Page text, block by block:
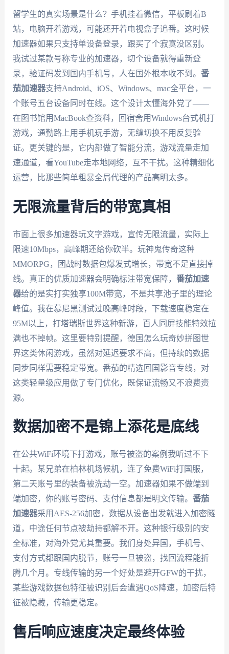
留学生的真实场景是什么？手机挂着微信，平板刷着B
站，电脑开着游戏，可能还开着电视盒子追番。这时候
加速器如果只支持单设备登录，跟买了个寂寞没区别。
我试过某款号称专业的加速器，切个设备就得重新登
录，验证码发到国内手机号，人在国外根本收不到。 番
茄加速器支持Android、iOS、Windows、mac全平台，一
个账号五台设备同时在线。这个设计太懂海外党了——
在图书馆用MacBook查资料，回宿舍用Windows台式机打
游戏，通勤路上用手机玩手游，无缝切换不用反复验
证。更关键的是，它内部做了智能分流，游戏流量走加
速通道，看YouTube走本地网络，互不干扰。这种精细化
运营，比那些简单粗暴全局代理的产品高明太多。
无限流量背后的带宽真相
市面上很多加速器玩文字游戏，宣传无限流量，实际上
限速10Mbps，高峰期还给你砍半。玩神鬼传奇这种
MMORPG，团战时数据包爆发式增长，带宽不足直接掉
线。真正的优质加速器会明确标注带宽保障， 番茄加速
器给的是实打实独享100M带宽，不是共享池子里的理论
峰值。我在慕尼黑测试过晚高峰时段，下载速度稳定在
95M以上，打塔瑞斯世界这种新游，百人同屏技能特效拉
满也不掉帧。这里要特别提醒，德国怎么玩奇妙拼图世
界这类休闲游戏，虽然对延迟要求不高，但持续的数据
同步同样需要稳定带宽。番茄的精选回国影音专线，对
这类轻量级应用做了专门优化，既保证流畅又不浪费资
源。
数据加密不是锦上添花是底线
在公共WiFi环境下打游戏，账号被盗的案例我听过不下
十起。某兄弟在柏林机场候机，连了免费WiFi打国服，
第二天账号里的装备被洗劫一空。加速器如果不做端到
端加密，你的账号密码、支付信息都是明文传输。 番茄
加速器采用AES-256加密，数据从设备出发就进入加密隧
道，中途任何节点被劫持都解不开。这种银行级别的安
全标准，对海外党尤其重要。我们身处异国，手机号、
支付方式都跟国内脱节，账号一旦被盗，找回流程能折
腾几个月。专线传输的另一个好处是避开GFW的干扰，
某些游戏数据包特征被识别后会遭遇QoS降速，加密后特
征被隐藏，传输更稳定。
售后响应速度决定最终体验